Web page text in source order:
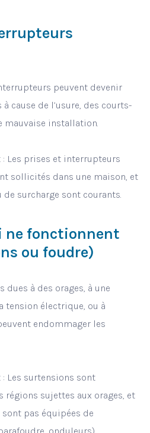
peuvent devenir
cause de l’usure, des courts-
mauvaise installation.
: Les prises et interrupteurs
sollicités dans une maison, et
de surcharge sont courants.
ne fonctionnent
ou foudre)
dues à des orages, à une
tension électrique, ou à
endommager les
: Les surtensions sont
régions sujettes aux orages, et
pas équipées de